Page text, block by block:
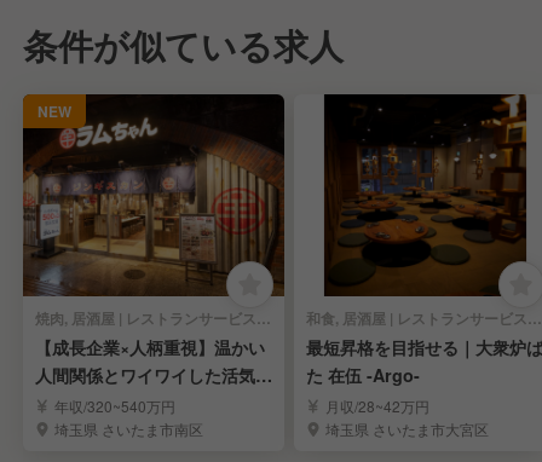
条件が似ている求人
NEW
焼肉, 居酒屋 | レストランサービス・ホールスタッフ
【成長企業×人柄重視】温かい
人間関係とワイワイした活気が
自慢の職場！
年収/320~540万円
埼玉県 さいたま市南区
和食, 居酒屋 | レストランサービス・ホールスタッフ
最短昇格を目指せる｜大衆炉ば
た 在伍 -Argo-
月収/28~42万円
埼玉県 さいたま市大宮区